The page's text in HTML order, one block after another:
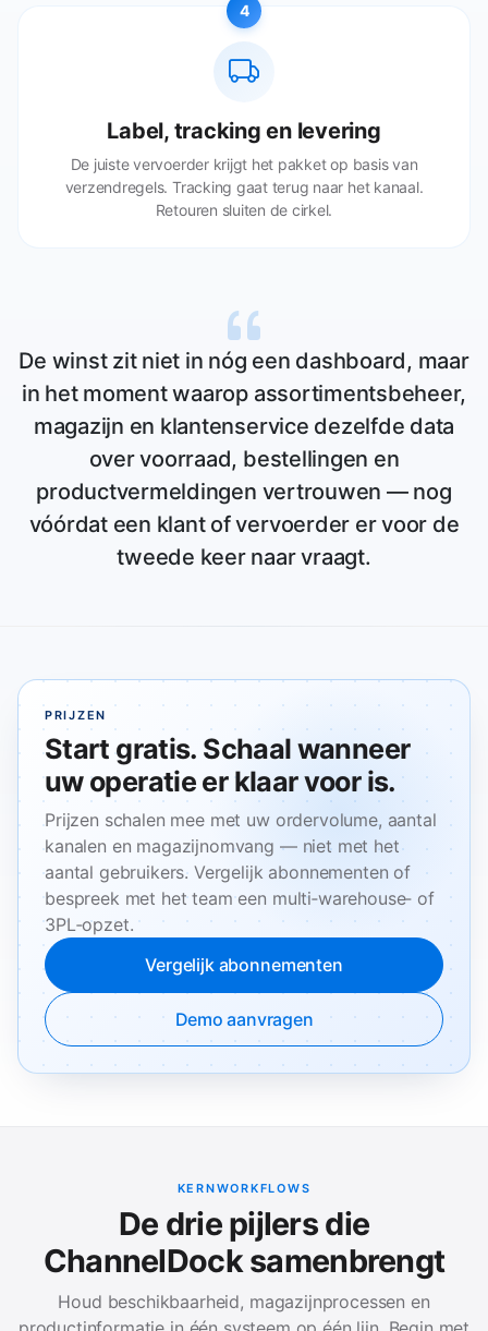
4
Label, tracking en levering
De juiste vervoerder krijgt het pakket op basis van
verzendregels. Tracking gaat terug naar het kanaal.
Retouren sluiten de cirkel.
De winst zit niet in nóg een dashboard, maar
in het moment waarop assortimentsbeheer,
magazijn en klantenservice dezelfde data
over voorraad, bestellingen en
productvermeldingen vertrouwen — nog
vóórdat een klant of vervoerder er voor de
tweede keer naar vraagt.
PRIJZEN
Start gratis. Schaal wanneer
uw operatie er klaar voor is.
Prijzen schalen mee met uw ordervolume, aantal
kanalen en magazijnomvang — niet met het
aantal gebruikers. Vergelijk abonnementen of
bespreek met het team een multi‑warehouse‑ of
3PL‑opzet.
Vergelijk abonnementen
Demo aanvragen
KERNWORKFLOWS
De drie pijlers die
ChannelDock samenbrengt
Houd beschikbaarheid, magazijnprocessen en